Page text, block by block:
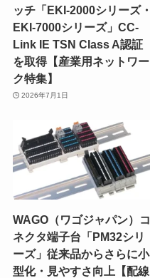
ッチ「EKI-2000シリーズ・
EKI-7000シリーズ」CC-
Link IE TSN Class A認証
を取得【産業用ネットワー
ク特集】
2026年7月1日
WAGO（ワゴジャパン）コ
ネクタ端子台「PM32シリ
ーズ」従来品からさらに小
型化・見やすさ向上【配線